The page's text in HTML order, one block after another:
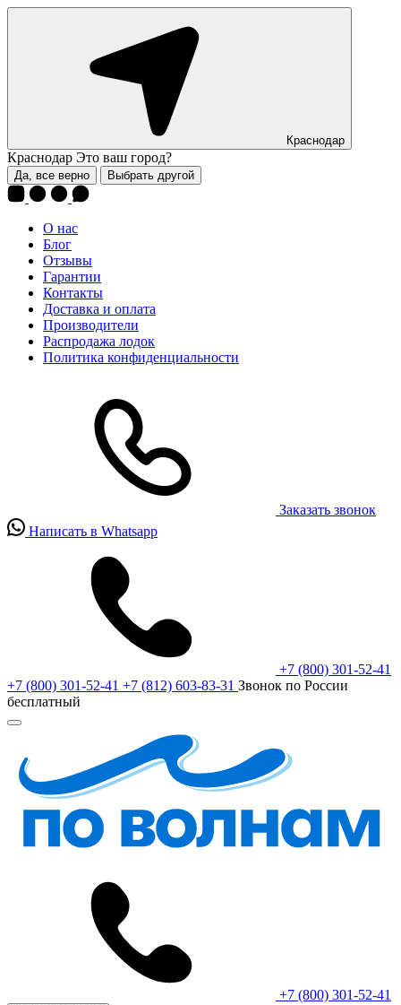
Краснодар
Краснодар Это ваш город?
Да, все верно Выбрать другой
О нас
Блог
Отзывы
Гарантии
Контакты
Доставка и оплата
Производители
Распродажа лодок
Политика конфиденциальности
Заказать звонок
Написать в Whatsapp
+7 (800) 301-52-41
+7 (800) 301-52-41 +7 (812) 603-83-31 Звонок по России
бесплатный
+7 (800) 301-52-41